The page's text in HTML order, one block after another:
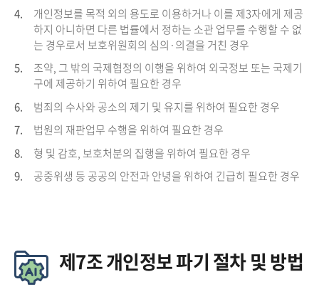
4.
개인정보를 목적 외의 용도로 이용하거나 이를 제3자에게 제공
하지 아니하면 다른 법률에서 정하는 소관 업무를 수행할 수 없
는 경우로서 보호위원회의 심의·의결을 거친 경우
5.
조약, 그 밖의 국제협정의 이행을 위하여 외국정보 또는 국제기
구에 제공하기 위하여 필요한 경우
6.
범죄의 수사와 공소의 제기 및 유지를 위하여 필요한 경우
7.
법원의 재판업무 수행을 위하여 필요한 경우
8.
형 및 감호, 보호처분의 집행을 위하여 필요한 경우
9.
공중위생 등 공공의 안전과 안녕을 위하여 긴급히 필요한 경우
제7조 개인정보 파기 절차 및 방법